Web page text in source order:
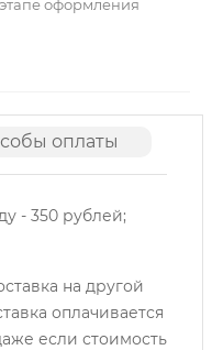
оформления
оплаты
- 350 рублей;
на другой
оплачивается
если стоимость